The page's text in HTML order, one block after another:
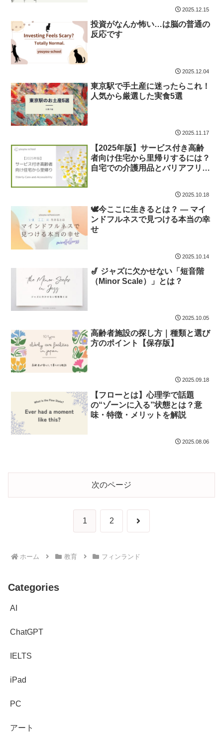
2025.12.15
投資がなんか怖い…は脳の普通の
反応です
2025.12.04
東京駅で手土産に迷ったらこれ！
人気から厳選した実食5選
2025.11.17
【2025年版】サービス付き高齢
者向け住宅から里帰りするには？
自宅での介護用品とバリアフリー
2025.10.18
🕊️今ここに生きるとは？ ― マイ
ンドフルネスで見つける本当の幸
せ
2025.10.14
🎷 ジャズに欠かせない「短音階
（Minor Scale）」とは？
2025.10.05
高齢者施設の探し方｜種類と選び
方のポイント【保存版】
2025.09.18
【フローとは】心理学で話題
の“ゾーンに入る”状態とは？意
味・特徴・メリットを解説
2025.08.06
次のページ
1 2 次
ホーム 教育 フィンランド
Categories
AI
ChatGPT
IELTS
iPad
PC
アート